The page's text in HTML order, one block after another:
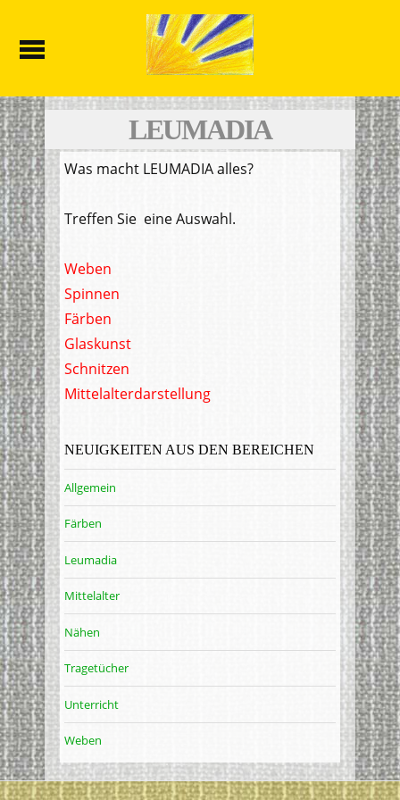
LEUMADIA
Was macht LEUMADIA alles?
Treffen Sie eine Auswahl.
Weben
Spinnen
Färben
Glaskunst
Schnitzen
Mittelalterdarstellung
NEUIGKEITEN AUS DEN BEREICHEN
Allgemein
Färben
Leumadia
Mittelalter
Nähen
Tragetücher
Unterricht
Weben